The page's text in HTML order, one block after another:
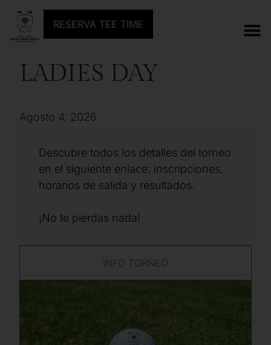
RESERVA TEE TIME
ANTERIOR TORNEO
LADIES DAY
Agosto 4, 2026
Descubre todos los detalles del torneo
en el siguiente enlace: inscripciones,
horarios de salida y resultados.
¡No te pierdas nada!
INFO TORNEO